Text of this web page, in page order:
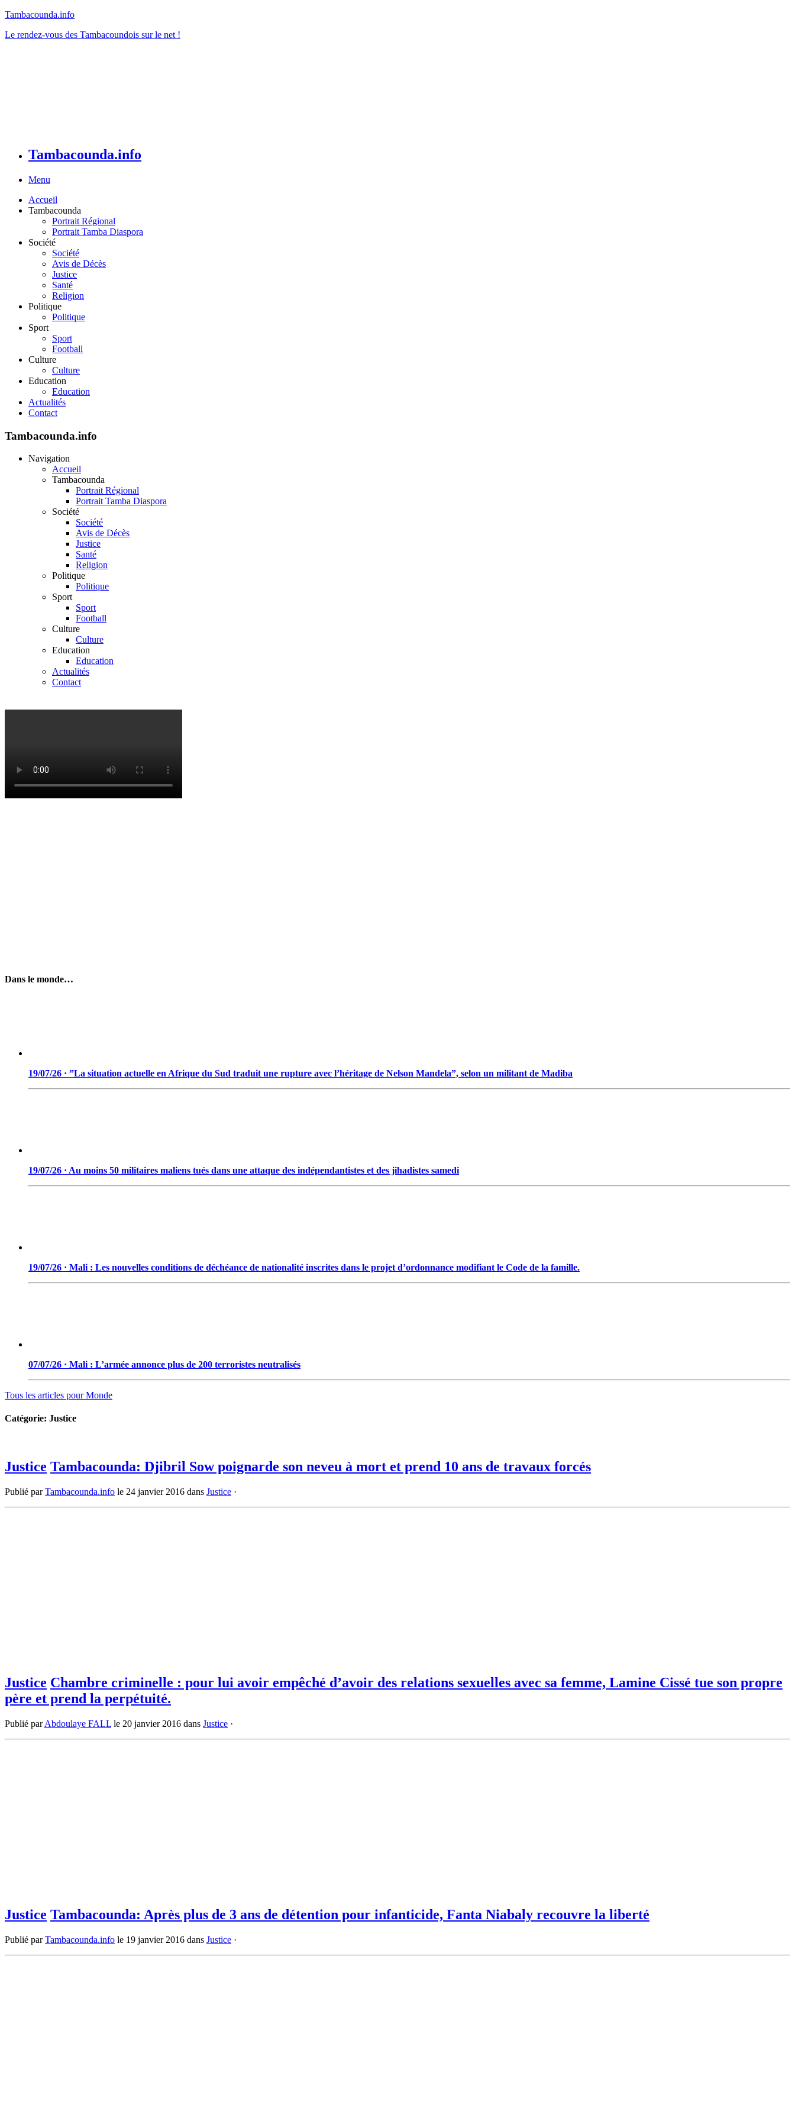
Tambacounda.info
Le rendez-vous des Tambacoundois sur le net !
Tambacounda.info
Menu
Accueil
Tambacounda
Portrait Régional
Portrait Tamba Diaspora
Société
Société
Avis de Décès
Justice
Santé
Religion
Politique
Politique
Sport
Sport
Football
Culture
Culture
Education
Education
Actualités
Contact
Tambacounda.info
Navigation
Accueil
Tambacounda
Portrait Régional
Portrait Tamba Diaspora
Société
Société
Avis de Décès
Justice
Santé
Religion
Politique
Politique
Sport
Sport
Football
Culture
Culture
Education
Education
Actualités
Contact
Dans le monde…
19/07/26 · ”La situation actuelle en Afrique du Sud traduit une rupture avec l’héritage de Nelson Mandela”, selon un militant de Madiba
19/07/26 · Au moins 50 militaires maliens tués dans une attaque des indépendantistes et des jihadistes samedi
19/07/26 · Mali : Les nouvelles conditions de déchéance de nationalité inscrites dans le projet d’ordonnance modifiant le Code de la famille.
07/07/26 · Mali : L’armée annonce plus de 200 terroristes neutralisés
Tous les articles pourMonde
Catégorie: Justice
Justice Tambacounda: Djibril Sow poignarde son neveu à mort et prend 10 ans de travaux forcés
Publié parTambacounda.info le 24 janvier 2016 dans Justice ·
Justice Chambre criminelle : pour lui avoir empêché d’avoir des relations sexuelles avec sa femme, Lamine Cissé tue son propre
père et prend la perpétuité.
Publié parAbdoulaye FALL le 20 janvier 2016 dans Justice ·
Justice Tambacounda: Après plus de 3 ans de détention pour infanticide, Fanta Niabaly recouvre la liberté
Publié parTambacounda.info le 19 janvier 2016 dans Justice ·